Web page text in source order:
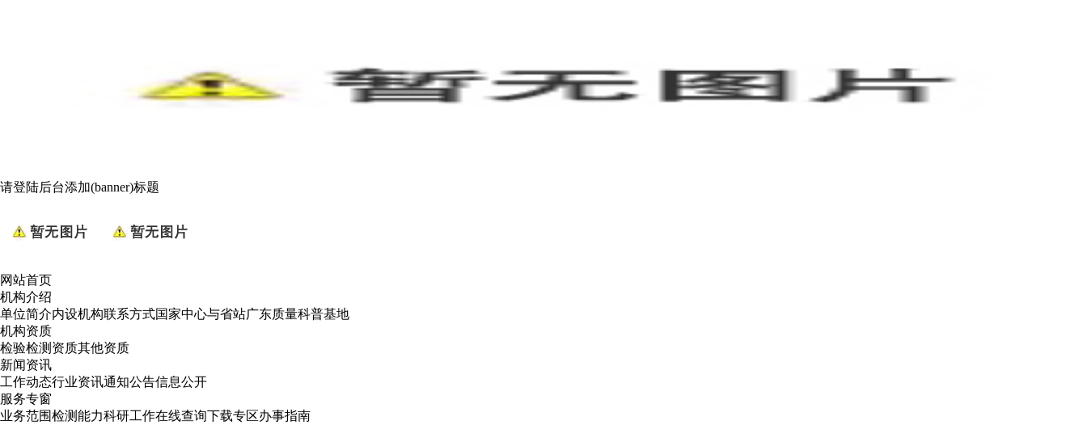
请登陆后台添加(banner)标题
网站首页
机构介绍
单位简介内设机构联系方式国家中心与省站广东质量科普基地
机构资质
检验检测资质其他资质
新闻资讯
工作动态行业资讯通知公告信息公开
服务专窗
业务范围检测能力科研工作在线查询下载专区办事指南